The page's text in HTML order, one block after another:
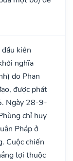
kiên
nghĩa
do Phan
được phát
Ngày 28-9-
chỉ huy
Pháp ở
Cuộc chiến
lợi thuộc